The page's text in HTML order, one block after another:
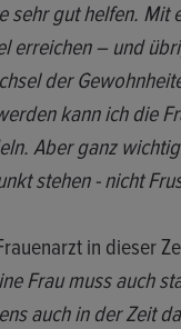
sehr gut helfen.
erreichen – und
der
kann ich die
Aber ganz
stehen - nicht
in dieser
Frau muss auch
auch in der Zeit